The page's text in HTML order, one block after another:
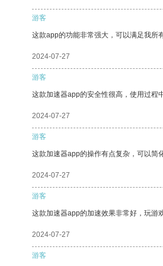
游客
这款app的功能非常强大，可以满足我所
2024-07-27
游客
这款加速器app的安全性很高，使用过程
2024-07-27
游客
这款加速器app的操作有点复杂，可以简
2024-07-27
游客
这款加速器app的加速效果非常好，玩游
2024-07-27
游客